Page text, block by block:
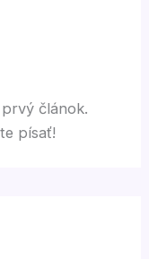
článok.
písať!